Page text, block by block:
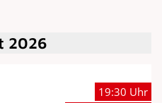
2026
19:30 Uhr